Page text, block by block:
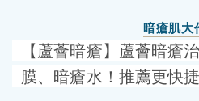
暗瘡肌大
【蘆薈暗瘡】蘆薈暗瘡
膜、暗瘡水！推薦更快